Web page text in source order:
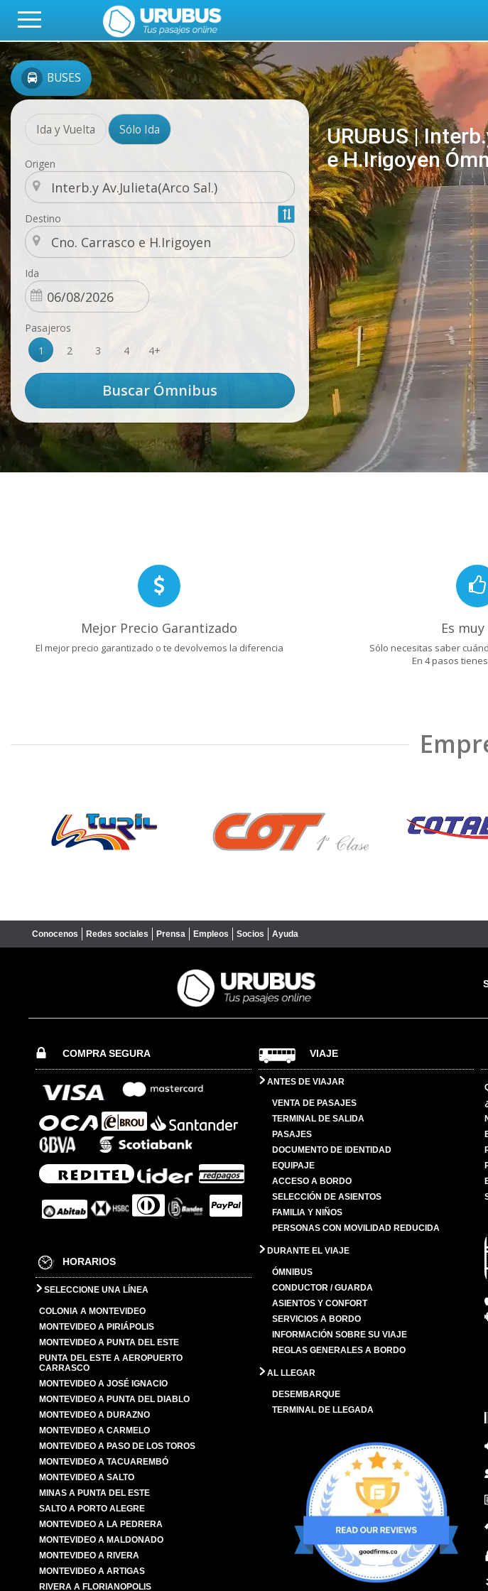
BUSES
Ida y Vuelta Sólo Ida
Origen
Destino
Ida
Pasajeros
1
2 3 4 4+
URUBUS |
e H.Irigoyen
Mejor Precio Garantizado
El mejor precio garantizado o te devolvemos la diferencia
Es
Sólo necesitas saber
En 4 pasos
Conocenos Redes sociales Prensa Empleos Socios Ayuda
COMPRA SEGURA
HORARIOS
SELECCIONE UNA LÍNEA
COLONIA A MONTEVIDEO
MONTEVIDEO A PIRIÁPOLIS
MONTEVIDEO A PUNTA DEL ESTE
PUNTA DEL ESTE A AEROPUERTO
CARRASCO
MONTEVIDEO A JOSÉ IGNACIO
MONTEVIDEO A PUNTA DEL DIABLO
MONTEVIDEO A DURAZNO
MONTEVIDEO A CARMELO
MONTEVIDEO A PASO DE LOS TOROS
MONTEVIDEO A TACUAREMBÓ
MONTEVIDEO A SALTO
MINAS A PUNTA DEL ESTE
SALTO A PORTO ALEGRE
MONTEVIDEO A LA PEDRERA
MONTEVIDEO A MALDONADO
MONTEVIDEO A RIVERA
MONTEVIDEO A ARTIGAS
RIVERA A FLORIANOPOLIS
VIAJE
ANTES DE VIAJAR
VENTA DE PASAJES
TERMINAL DE SALIDA
PASAJES
DOCUMENTO DE IDENTIDAD
EQUIPAJE
ACCESO A BORDO
SELECCIÓN DE ASIENTOS
FAMILIA Y NIÑOS
PERSONAS CON MOVILIDAD REDUCIDA
DURANTE EL VIAJE
ÓMNIBUS
CONDUCTOR / GUARDA
ASIENTOS Y CONFORT
SERVICIOS A BORDO
INFORMACIÓN SOBRE SU VIAJE
REGLAS GENERALES A BORDO
AL LLEGAR
DESEMBARQUE
TERMINAL DE LLEGADA